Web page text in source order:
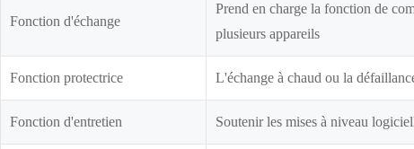
Fonction d'échange
Prend en charge la fonction de
plusieurs appareils
Fonction protectrice L'échange à chaud ou la
Fonction d'entretien Soutenir les mises à niveau